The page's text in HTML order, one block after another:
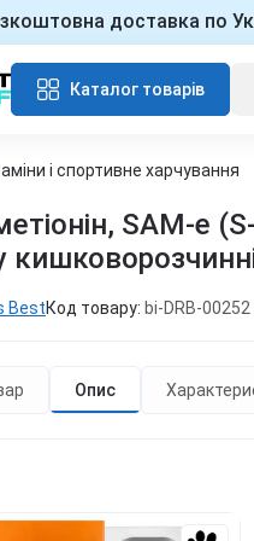
доставка по
Каталог товарів
і спортивне харчування
SAM-e
BestКод товару: bi-DRB-00252
Опис